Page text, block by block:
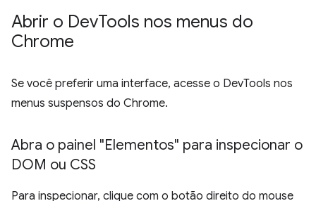
Abrir o DevTools nos menus do
Chrome
Se você preferir uma interface, acesse o DevTools nos
menus suspensos do Chrome.
Abra o painel "Elementos" para inspecionar o
DOM ou CSS
Para inspecionar, clique com o botão direito do mouse